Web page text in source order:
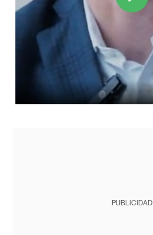
PUBLICIDAD